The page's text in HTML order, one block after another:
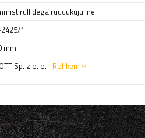
rullidega ruudukujuline
1
mm
Sp. z o. o. Rohkem